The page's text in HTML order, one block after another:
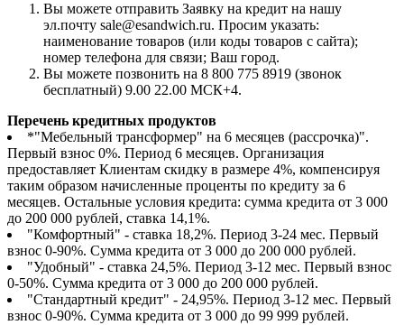
Вы можете отправить Заявку на кредит на нашу
эл.почту sale@esandwich.ru. Просим указать:
наименование товаров (или коды товаров с сайта);
номер телефона для связи; Ваш город.
Вы можете позвонить на 8 800 775 8919 (звонок
бесплатный) 9.00 22.00 МСК+4.
Перечень кредитных продуктов
*"Мебельный трансформер" на 6 месяцев (рассрочка)".
Первый взнос 0%. Период 6 месяцев. Организация
предоставляет Клиентам скидку в размере 4%, компенсируя
таким образом начисленные проценты по кредиту за 6
месяцев. Остальные условия кредита: сумма кредита от 3 000
до 200 000 рублей, ставка 14,1%.
"Комфортный" - ставка 18,2%. Период 3-24 мес. Первый
взнос 0-90%. Сумма кредита от 3 000 до 200 000 рублей.
"Удобный" - ставка 24,5%. Период 3-12 мес. Первый взнос
0-50%. Сумма кредита от 3 000 до 200 000 рублей.
"Стандартный кредит" - 24,95%. Период 3-12 мес. Первый
взнос 0-90%. Сумма кредита от 3 000 до 99 999 рублей.